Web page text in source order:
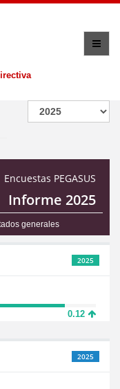
Encuestas PEGASUS
Informe 2025
generales
2025
0.12
2025